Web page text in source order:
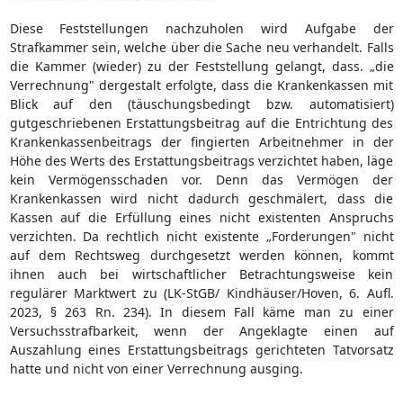
Diese Feststellungen nachzuholen wird Aufgabe der
Strafkammer sein, welche über die Sache neu verhandelt. Falls
die Kammer (wieder) zu der Feststellung gelangt, dass. „die
Verrechnung" dergestalt erfolgte, dass die Krankenkassen mit
Blick auf den (täuschungsbedingt bzw. automatisiert)
gutgeschriebenen Erstattungsbeitrag auf die Entrichtung des
Krankenkassenbeitrags der fingierten Arbeitnehmer in der
Höhe des Werts des Erstattungsbeitrags verzichtet haben, läge
kein Vermögensschaden vor. Denn das Vermögen der
Krankenkassen wird nicht dadurch geschmälert, dass die
Kassen auf die Erfüllung eines nicht existenten Anspruchs
verzichten. Da rechtlich nicht existente „Forderungen" nicht
auf dem Rechtsweg durchgesetzt werden können, kommt
ihnen auch bei wirtschaftlicher Betrachtungsweise kein
regulärer Marktwert zu (LK-StGB/ Kindhäuser/Hoven, 6. Aufl.
2023, § 263 Rn. 234). In diesem Fall käme man zu einer
Versuchsstrafbarkeit, wenn der Angeklagte einen auf
Auszahlung eines Erstattungsbeitrags gerichteten Tatvorsatz
hatte und nicht von einer Verrechnung ausging.